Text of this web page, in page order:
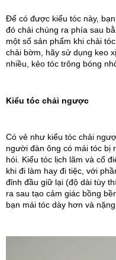
Để có được kiểu tóc này,
đó chải chúng ra phía sau
một số sản phẩm khi chải
chải bờm, hãy sử dụng keo
nhiều, kẻo tóc trông bóng
Kiểu tóc chải ngược
Có vẻ như kiểu tóc chải
người đàn ông có mái tóc bị
hói. Kiểu tóc lịch lãm và cổ
khi đi làm hay đi tiệc, với
đỉnh đầu giữ lại (độ dài tùy
ra sau tạo cảm giác bồng
bạn mái tóc dày hơn và